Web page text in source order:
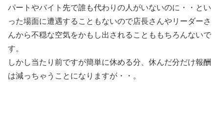
パートやバイト先で誰も代わりの人がいないのに・・とい
った場面に遭遇することもないので店長さんやリーダーさ
んから不穏な空気をかもし出されることももちろんないで
す。
しかし当たり前ですが簡単に休める分、休んだ分だけ報酬
は減っちゃうことになりますが・・。